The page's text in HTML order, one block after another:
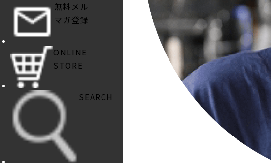
無料メル
マガ登録
ONLINE
STORE
SEARCH